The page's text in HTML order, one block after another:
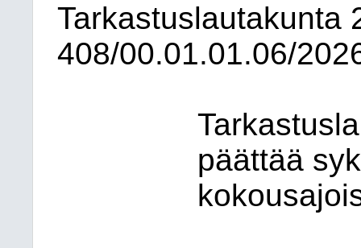
Tarkastuslautakunta
408/00.01.01.06/
päättää